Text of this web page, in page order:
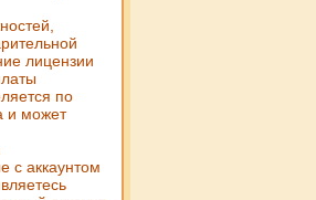
лицензии
по
и может
с аккаунтом